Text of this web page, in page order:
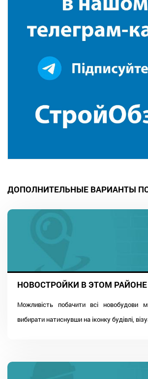
ДОПОЛНИТЕЛЬНЫЕ ВАРИАНТЫ
НОВОСТРОЙКИ В ЭТОМ РАЙОНЕ
Можливість побачити всі новобудови
вибирати натиснувши на іконку будівлі,